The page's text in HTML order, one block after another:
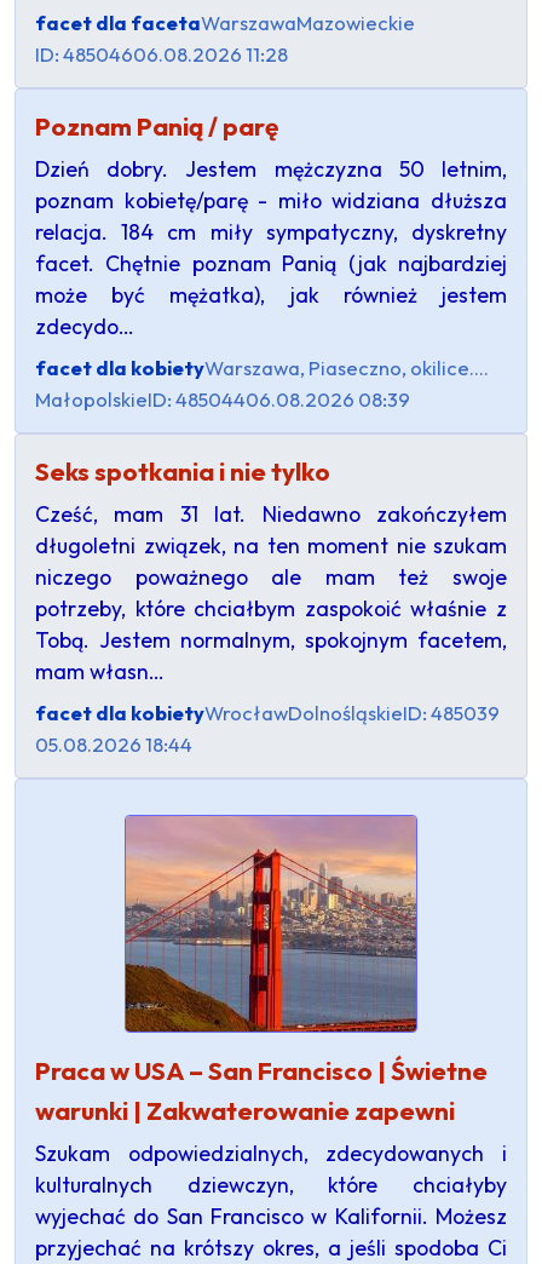
facet dla facetaWarszawaMazowieckie
ID: 48504606.08.2026 11:28
Poznam Panią / parę
Dzień dobry. Jestem mężczyzna 50 letnim,
poznam kobietę/parę - miło widziana dłuższa
relacja. 184 cm miły sympatyczny, dyskretny
facet. Chętnie poznam Panią (jak najbardziej
może być mężatka), jak również jestem
zdecydo…
facet dla kobietyWarszawa, Piaseczno, okilice....
MałopolskieID: 48504406.08.2026 08:39
Seks spotkania i nie tylko
Cześć, mam 31 lat. Niedawno zakończyłem
długoletni związek, na ten moment nie szukam
niczego poważnego ale mam też swoje
potrzeby, które chciałbym zaspokoić właśnie z
Tobą. Jestem normalnym, spokojnym facetem,
mam własn…
facet dla kobietyWrocławDolnośląskieID: 485039
05.08.2026 18:44
Praca w USA – San Francisco | Świetne
warunki | Zakwaterowanie zapewni
Szukam odpowiedzialnych, zdecydowanych i
kulturalnych dziewczyn, które chciałyby
wyjechać do San Francisco w Kalifornii. Możesz
przyjechać na krótszy okres, a jeśli spodoba Ci